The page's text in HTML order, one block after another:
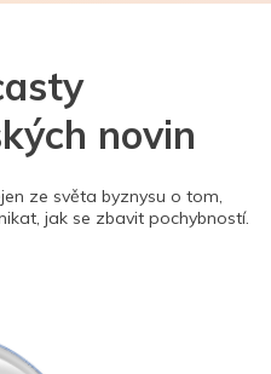
novin
ze světa byznysu o tom,
jak se zbavit pochybností.